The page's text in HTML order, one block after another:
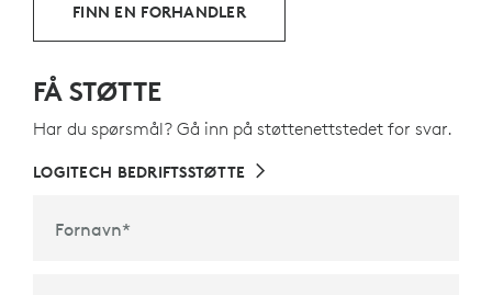
FINN EN FORHANDLER
FÅ STØTTE
Har du spørsmål? Gå inn på støttenettstedet for svar.
LOGITECH BEDRIFTSSTØTTE
Fornavn*